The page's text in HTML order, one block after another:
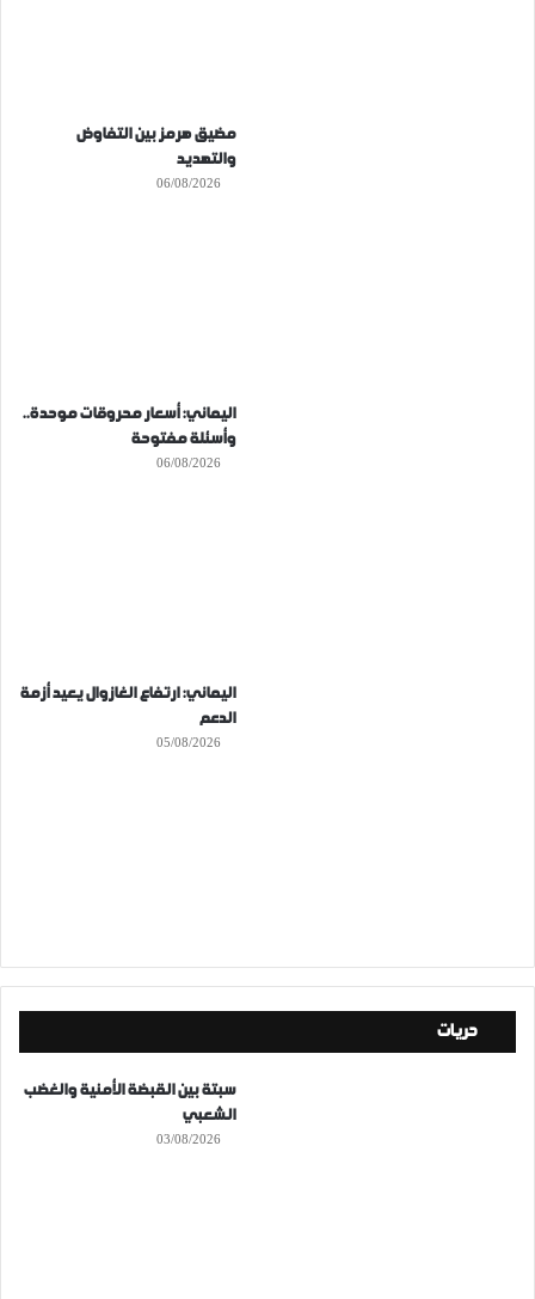
مضيق هرمز بين التفاوض
والتهديد
06/08/2026
اليماني: أسعار محروقات موحدة..
وأسئلة مفتوحة
06/08/2026
اليماني: ارتفاع الغازوال يعيد أزمة
الدعم
05/08/2026
حريات
سبتة بين القبضة الأمنية والغضب
الشعبي
03/08/2026